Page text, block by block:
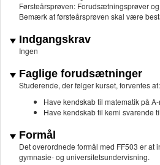
Førsteårsprøven: Forudsætningsprøver
Bemærk at førsteårsprøven skal være
Indgangskrav
Ingen
Faglige forudsætninger
Studerende, der følger kurset, forventes at:
Have kendskab til matematik på
Have kendskab til kemi svarende
Formål
Det overordnede formål med FF503 er
gymnasie- og universitetsundervisning.